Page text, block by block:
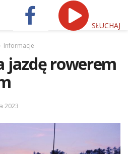
SŁUCHAJ
Informacje
jazdę rowerem
2023